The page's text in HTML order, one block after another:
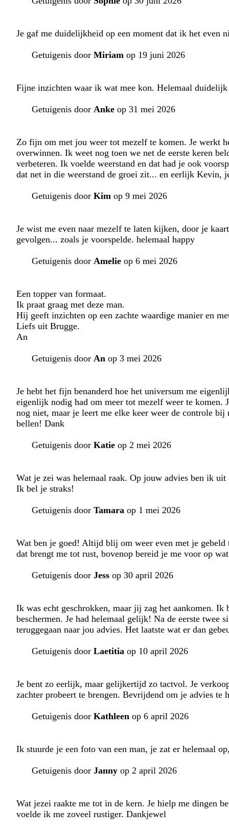
Je gaf me duidelijkheid op een moment dat ik het even
Getuigenis door Miriam op 19 juni 2026
Fijne inzichten waar ik wat mee kon. Helemaal
Getuigenis door Anke op 31 mei 2026
Zo fijn om met jou weer tot mezelf te komen. Je werkt
overwinnen. Ik weet nog toen we net de eerste keren
verbeteren. Ik voelde weerstand en dat had je ook
dat net in die weerstand de groei zit... en eerlijk Kevin,
Getuigenis door Kim op 9 mei 2026
Je wist me even naar mezelf te laten kijken, door je
gevolgen... zoals je voorspelde. helemaal happy
Getuigenis door Amelie op 6 mei 2026
Een topper van formaat.
Ik praat graag met deze man.
Hij geeft inzichten op een zachte waardige manier en
Liefs uit Brugge.
An
Getuigenis door An op 3 mei 2026
Je hebt het fijn benanderd hoe het universum me
eigenlijk nodig had om meer tot mezelf weer te komen.
nog niet, maar je leert me elke keer weer de controle
bellen! Dank
Getuigenis door Katie op 2 mei 2026
Wat je zei was helemaal raak. Op jouw advies ben ik
Ik bel je straks!
Getuigenis door Tamara op 1 mei 2026
Wat ben je goed! Altijd blij om weer even met je
dat brengt me tot rust, bovenop bereid je me voor op
Getuigenis door Jess op 30 april 2026
Ik was echt geschrokken, maar jij zag het aankomen. Ik
beschermen. Je had helemaal gelijk! Na de eerste
teruggegaan naar jou advies. Het laatste wat er dan
Getuigenis door Laetitia op 10 april 2026
Je bent zo eerlijk, maar gelijkertijd zo tactvol. Je
zachter probeert te brengen. Bevrijdend om je advies te
Getuigenis door Kathleen op 6 april 2026
Ik stuurde je een foto van een man, je zat er helemaal
Getuigenis door Janny op 2 april 2026
Wat jezei raakte me tot in de kern. Je hielp me dingen
voelde ik me zoveel rustiger. Dankjewel